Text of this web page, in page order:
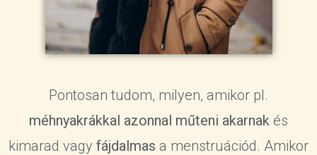
Pontosan tudom, milyen, amikor pl.
méhnyakrákkal azonnal műteni akarnak és
kimarad vagy fájdalmas a menstruációd. Amikor